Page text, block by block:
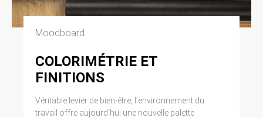
Moodboard
COLORIMÉTRIE ET
FINITIONS
Véritable levier de bien-être, l’environnement du
travail offre aujourd’hui une nouvelle palette